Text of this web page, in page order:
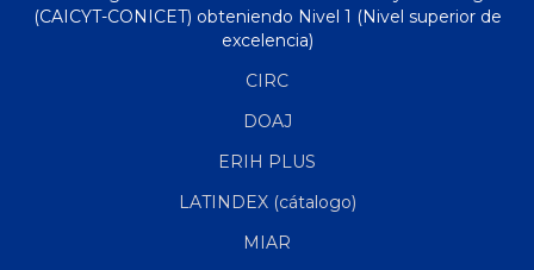
(CAICYT-CONICET) obteniendo Nivel 1 (Nivel superior de
excelencia)
CIRC
DOAJ
ERIH PLUS
LATINDEX (cátalogo)
MIAR